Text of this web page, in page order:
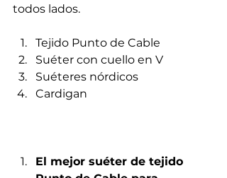
todos lados.
Tejido Punto de Cable
Suéter con cuello en V
Suéteres nórdicos
Cardigan
El mejor suéter de tejido